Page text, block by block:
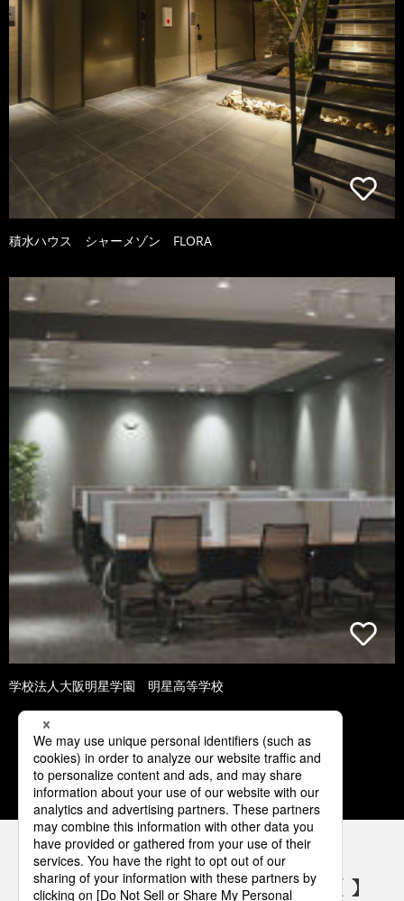
積水ハウス シャーメゾン FLORA
学校法人大阪明星学園 明星高等学校
1 2 3 4 5
パナソニックの電気設備 SNSアカウント